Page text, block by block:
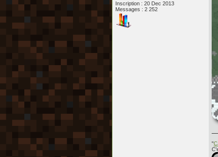
Inscription : 20 Dec 2013
Messages : 2 252
"